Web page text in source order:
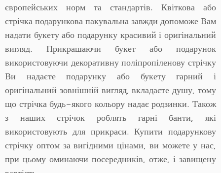
європейських норм та стандартів. Квіткова або
стрічка подарункова пакувальна завжди допоможе Вам
надати букету або подарунку красивий і оригінальний
вигляд. Прикрашаючи букет або подарунок
використовуючи декоративну поліпропіленову стрічку
Ви надаєте подарунку або букету гарний і
оригінальний зовнішній вигляд, вкладаєте душу, тому
що стрічка будь-якого кольору надає родзинки. Також
з наших стрічок роблять гарні банти, які
використовують для прикраси. Купити подарункову
стрічку оптом за вигідними цінами, ви можете у нас,
при цьому оминаючи посередників, отже, і завищену